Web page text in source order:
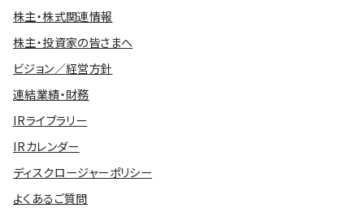
株主・株式関連情報
株主・投資家の皆さまへ
ビジョン／経営方針
連結業績・財務
IRライブラリー
IRカレンダー
ディスクロージャーポリシー
よくあるご質問